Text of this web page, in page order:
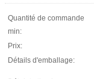
Quantité de commande
min:
Prix:
Détails d'emballage: